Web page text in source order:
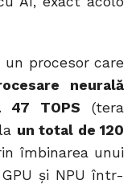
un procesor care
neurală
47 TOPS (tera
un total de 120
îmbinarea unui
și NPU într-